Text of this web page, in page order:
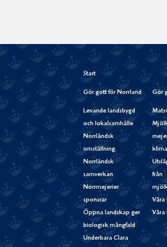
Start
Gör gott för Norrland
Levande landsbygd
och lokalsamhälle
Norrländsk
omställning
Norrländsk
samverkan
Norrmejerier
sponsrar
Öppna landskap ger
biologisk mångfald
Underbara Clara
Gör
från
Våra
Våra